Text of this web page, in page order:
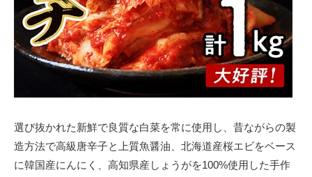
選び抜かれた新鮮で良質な白菜を常に使用し、昔ながらの製
造方法で高級唐辛子と上質魚醤油、北海道産桜エビをベース
に韓国産にんにく、高知県産しょうがを100%使用した手作